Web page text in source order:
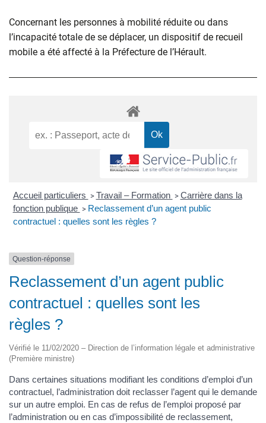
Concernant les personnes à mobilité réduite ou dans
l’incapacité totale de se déplacer, un dispositif de recueil
mobile a été affecté à la Préfecture de l’Hérault.
Accueil particuliers > Travail – Formation > Carrière dans la
fonction publique > Reclassement d’un agent public
contractuel : quelles sont les règles ?
Question-réponse
Reclassement d’un agent public
contractuel : quelles sont les
règles ?
Vérifié le 11/02/2020 – Direction de l’information légale et administrative
(Première ministre)
Dans certaines situations modifiant les conditions d’emploi d’un
contractuel, l’administration doit reclasser l’agent qui le demande
sur un autre emploi. En cas de refus de l’emploi proposé par
l’administration ou en cas d’impossibilité de reclassement,